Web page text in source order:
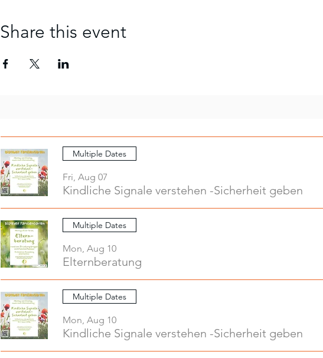
Share this event
Multiple Dates
Fri, Aug 07
Kindliche Signale verstehen -Sicherheit geben
Multiple Dates
Mon, Aug 10
Elternberatung
Multiple Dates
Mon, Aug 10
Kindliche Signale verstehen -Sicherheit geben